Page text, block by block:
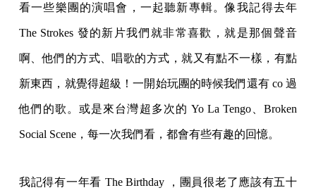
看一些樂團的演唱會，一起聽新專輯。像我記得去年
The Strokes 發的新片我們就非常喜歡，就是那個聲音
啊、他們的方式、唱歌的方式，就又有點不一樣，有點
新東西，就覺得超級！一開始玩團的時候我們還有 co 過
他們的歌。或是來台灣超多次的 Yo La Tengo、Broken
Social Scene，每一次我們看，都會有些有趣的回憶。
我記得有一年看 The Birthday ，團員很老了應該有五十